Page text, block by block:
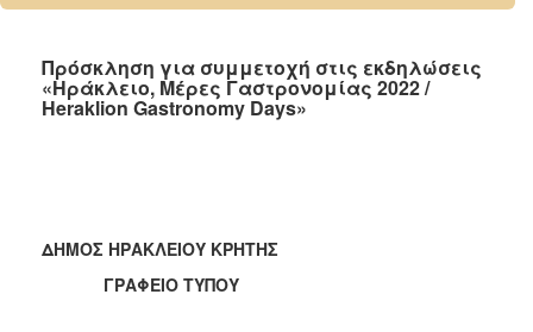
2024
2022
Πρόσκληση για συμμετοχή στις εκδηλώσεις
«Ηράκλειο, Μέρες Γαστρονομίας 2022 /
Heraklion Gastronomy Days»
ΔΗΜΟΣ ΗΡΑΚΛΕΙΟΥ ΚΡΗΤΗΣ
ΓΡΑΦΕΙΟ ΤΥΠΟΥ